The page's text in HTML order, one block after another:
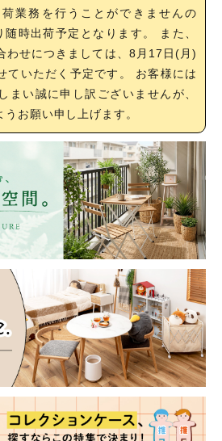
業務を行うことができませんの
時出荷予定となります。 また、
わせにつきましては、8月17日(月)
ていただく予定です。 お客様には
まい誠に申し訳ございませんが、
お願い申し上げます。